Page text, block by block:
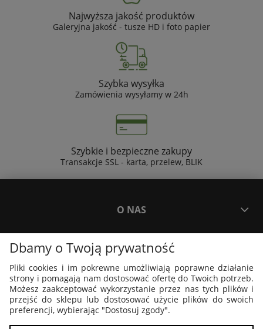
Najwyższa jakość produktów
Galeryjna jakość - tusze HD i foto papier
Szybka wysyłka
Zamówienia wysyłamy w 24h
Szybkie i bezpieczne zakupy
Transakcje SSL - karta, przelew, BLIK
O NAS
PŁATNOŚCI I DOSTAWA
PLAKATY I GRAFIKI
MOJE KONTO
Dbamy o Twoją prywatność
Pliki cookies i im pokrewne umożliwiają poprawne działanie
strony i pomagają nam dostosować ofertę do Twoich potrzeb.
Możesz zaakceptować wykorzystanie przez nas tych plików i
przejść do sklepu lub dostosować użycie plików do swoich
preferencji, wybierając "Dostosuj zgody".